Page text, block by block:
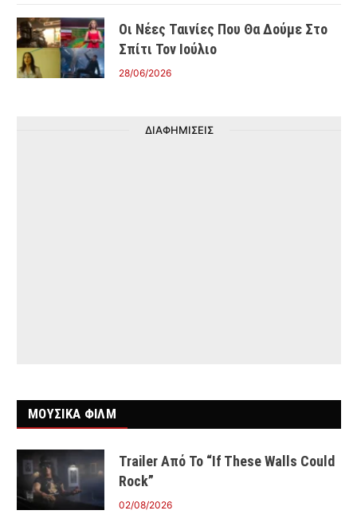
Οι Νέες Ταινίες Που Θα Δούμε Στο
Σπίτι Τον Ιούλιο
28/06/2026
ΔΙΑΦΗΜΙΣΕΙΣ
ΜΟΥΣΙΚΑ ΦΙΛΜ
Trailer Από Το “If These Walls Could
Rock”
02/08/2026